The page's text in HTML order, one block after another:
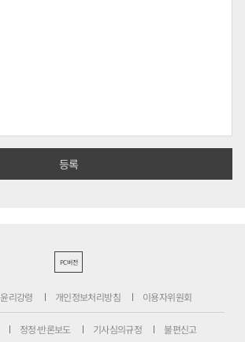
PC버전
윤리강령 개인정보처리방침 이용자위원회
정정·반론보도 기사심의규정 불편신고